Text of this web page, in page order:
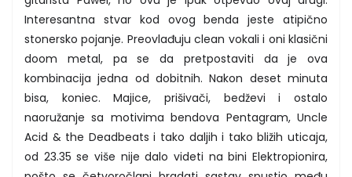
Interesantna stvar kod ovog benda jeste atipično
stonersko pojanje. Preovlađuju clean vokali i oni klasični
doom metal, pa se da pretpostaviti da je ova
kombinacija jedna od dobitnih. Nakon deset minuta
bisa, koniec. Majice, prišivači, bedževi i ostalo
naoružanje sa motivima bendova Pentagram, Uncle
Acid & the Deadbeats i tako daljih i tako bližih uticaja,
od 23.35 se više nije dalo videti na bini Elektropionira,